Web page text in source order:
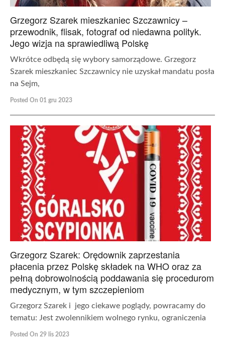
Grzegorz Szarek mieszkaniec Szczawnicy –
przewodnik, flisak, fotograf od niedawna polityk.
Jego wizja na sprawiedliwą Polskę
Wkrótce odbędą się wybory samorządowe. Grzegorz
Szarek mieszkaniec Szczawnicy nie uzyskał mandatu posła
na Sejm,
Posted On 01 gru 2023
Grzegorz Szarek: Orędownik zaprzestania
płacenia przez Polskę składek na WHO oraz za
pełną dobrowolnością poddawania się procedurom
medycznym, w tym szczepieniom
Grzegorz Szarek i jego ciekawe poglądy, powracamy do
tematu: Jest zwolennikiem wolnego rynku, ograniczenia
Posted On 29 lis 2023